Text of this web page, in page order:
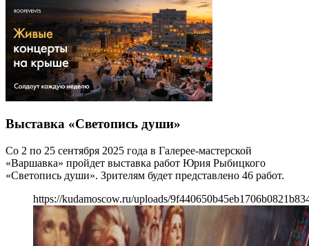
Выставка «Светопись души»
Со 2 по 25 сентября 2025 года в Галерее-мастерской
«Варшавка» пройдет выставка работ Юрия Рыбицкого
«Светопись души». Зрителям будет представлено 46 работ.
https://kudamoscow.ru/uploads/